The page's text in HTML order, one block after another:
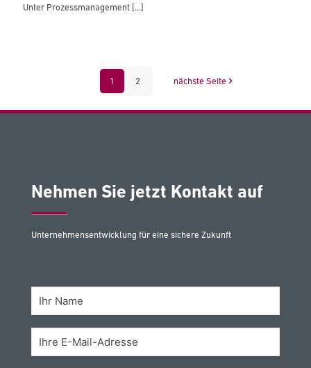
Unter Prozessmanagement […]
1 2 nächste Seite
Nehmen Sie jetzt Kontakt auf
Unternehmensentwicklung für eine sichere Zukunft